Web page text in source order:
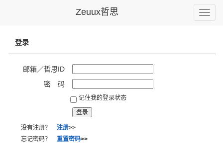
Toggle
Zeuux哲思
登录
邮箱／哲思ID
密 码
记住我的登录状态
没有注册？ 注册>>
忘记密码？ 重置密码>>